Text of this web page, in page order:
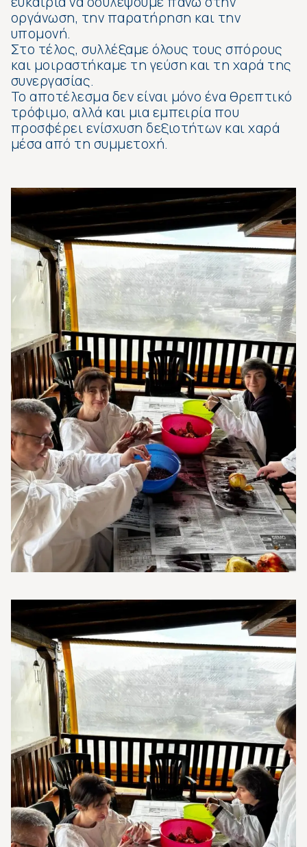
οργάνωση, την παρατήρηση και την
υπομονή.
Στο τέλος, συλλέξαμε όλους τους σπόρους
και μοιραστήκαμε τη γεύση και τη χαρά της
συνεργασίας.
Το αποτέλεσμα δεν είναι μόνο ένα θρεπτικό
τρόφιμο, αλλά και μια εμπειρία που
προσφέρει ενίσχυση δεξιοτήτων και χαρά
μέσα από τη συμμετοχή.